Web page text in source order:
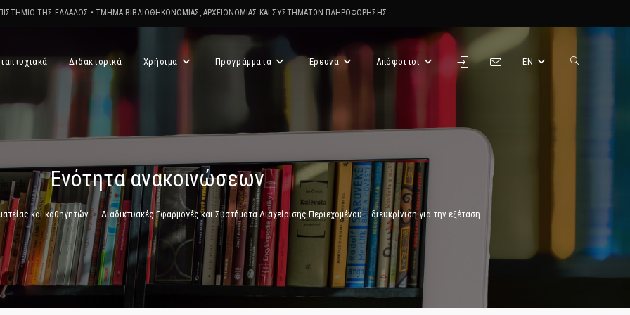
ΤΗΣ ΕΛΛΑΔΟΣ • ΤΜΗΜΑ ΒΙΒΛΙΟΘΗΚΟΝΟΜΙΑΣ, ΑΡΧΕΙΟΝΟΜΙΑΣ ΚΑΙ ΣΥΣΤΗΜΑΤΩΝ ΠΛΗΡΟΦΟΡΗΣΗΣ
Διδακτορικά Χρήσιμα Προγράμματα Έρευνα Απόφοιτοι EN Toggle
Ενότητα ανακοινώσεων
και καθηγητών > Διαδικτυακές Εφαρμογές και Συστήματα Διαχείρισης Περιεχομένου – διευκρίνιση για την εξέταση